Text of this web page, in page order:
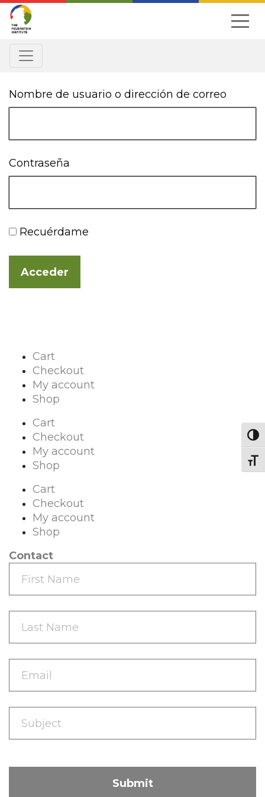
Skip
Nombre de usuario o dirección de correo
Contraseña
Recuérdame
Cart
Checkout
My account
Shop
Cart
Checkout
My account
Shop
Cart
Checkout
My account
Shop
Contact